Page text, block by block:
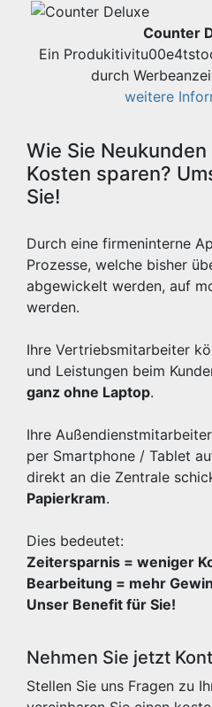
Counter
Ein
durch
weitere
Wie Sie
Kosten sparen?
Sie!
Durch eine firmeninterne
Prozesse, welche bisher
abgewickelt werden, auf
werden.
Ihre Vertriebsmitarbeiter
und Leistungen beim
ganz ohne Laptop.
Ihre
per Smartphone / Tablet
direkt an die Zentrale
Papierkram.
Dies bedeutet:
Zeitersparnis = weniger
Bearbeitung = mehr
Unser Benefit für Sie!
Nehmen Sie jetzt
Stellen Sie uns Fragen zu